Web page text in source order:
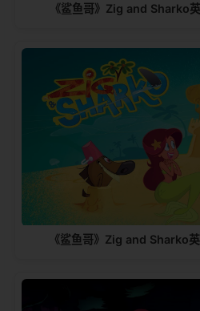
《鲨鱼哥》Zig and Sharko
《鲨鱼哥》Zig and Sharko